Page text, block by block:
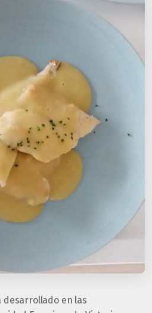
desarrollado en las